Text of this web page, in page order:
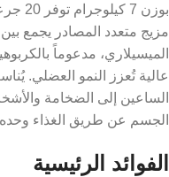
بوزن
مزيج متعدد المصادر يجمع بين
الميسيلاري، مدعوماً
الساعين إلى الضخامة
الجسم عن طريق الغذاء
الفوائد الرئيسية